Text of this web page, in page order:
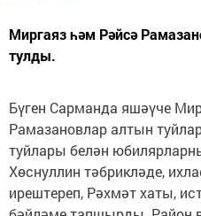
Миргаяз һәм Рәйсә
тулды.
Бүген Сарманда яшәүче
Рамазановлар алтын
туйлары белән
Хөснуллин тәбрикләде,
ирештереп, Рәхмәт хаты,